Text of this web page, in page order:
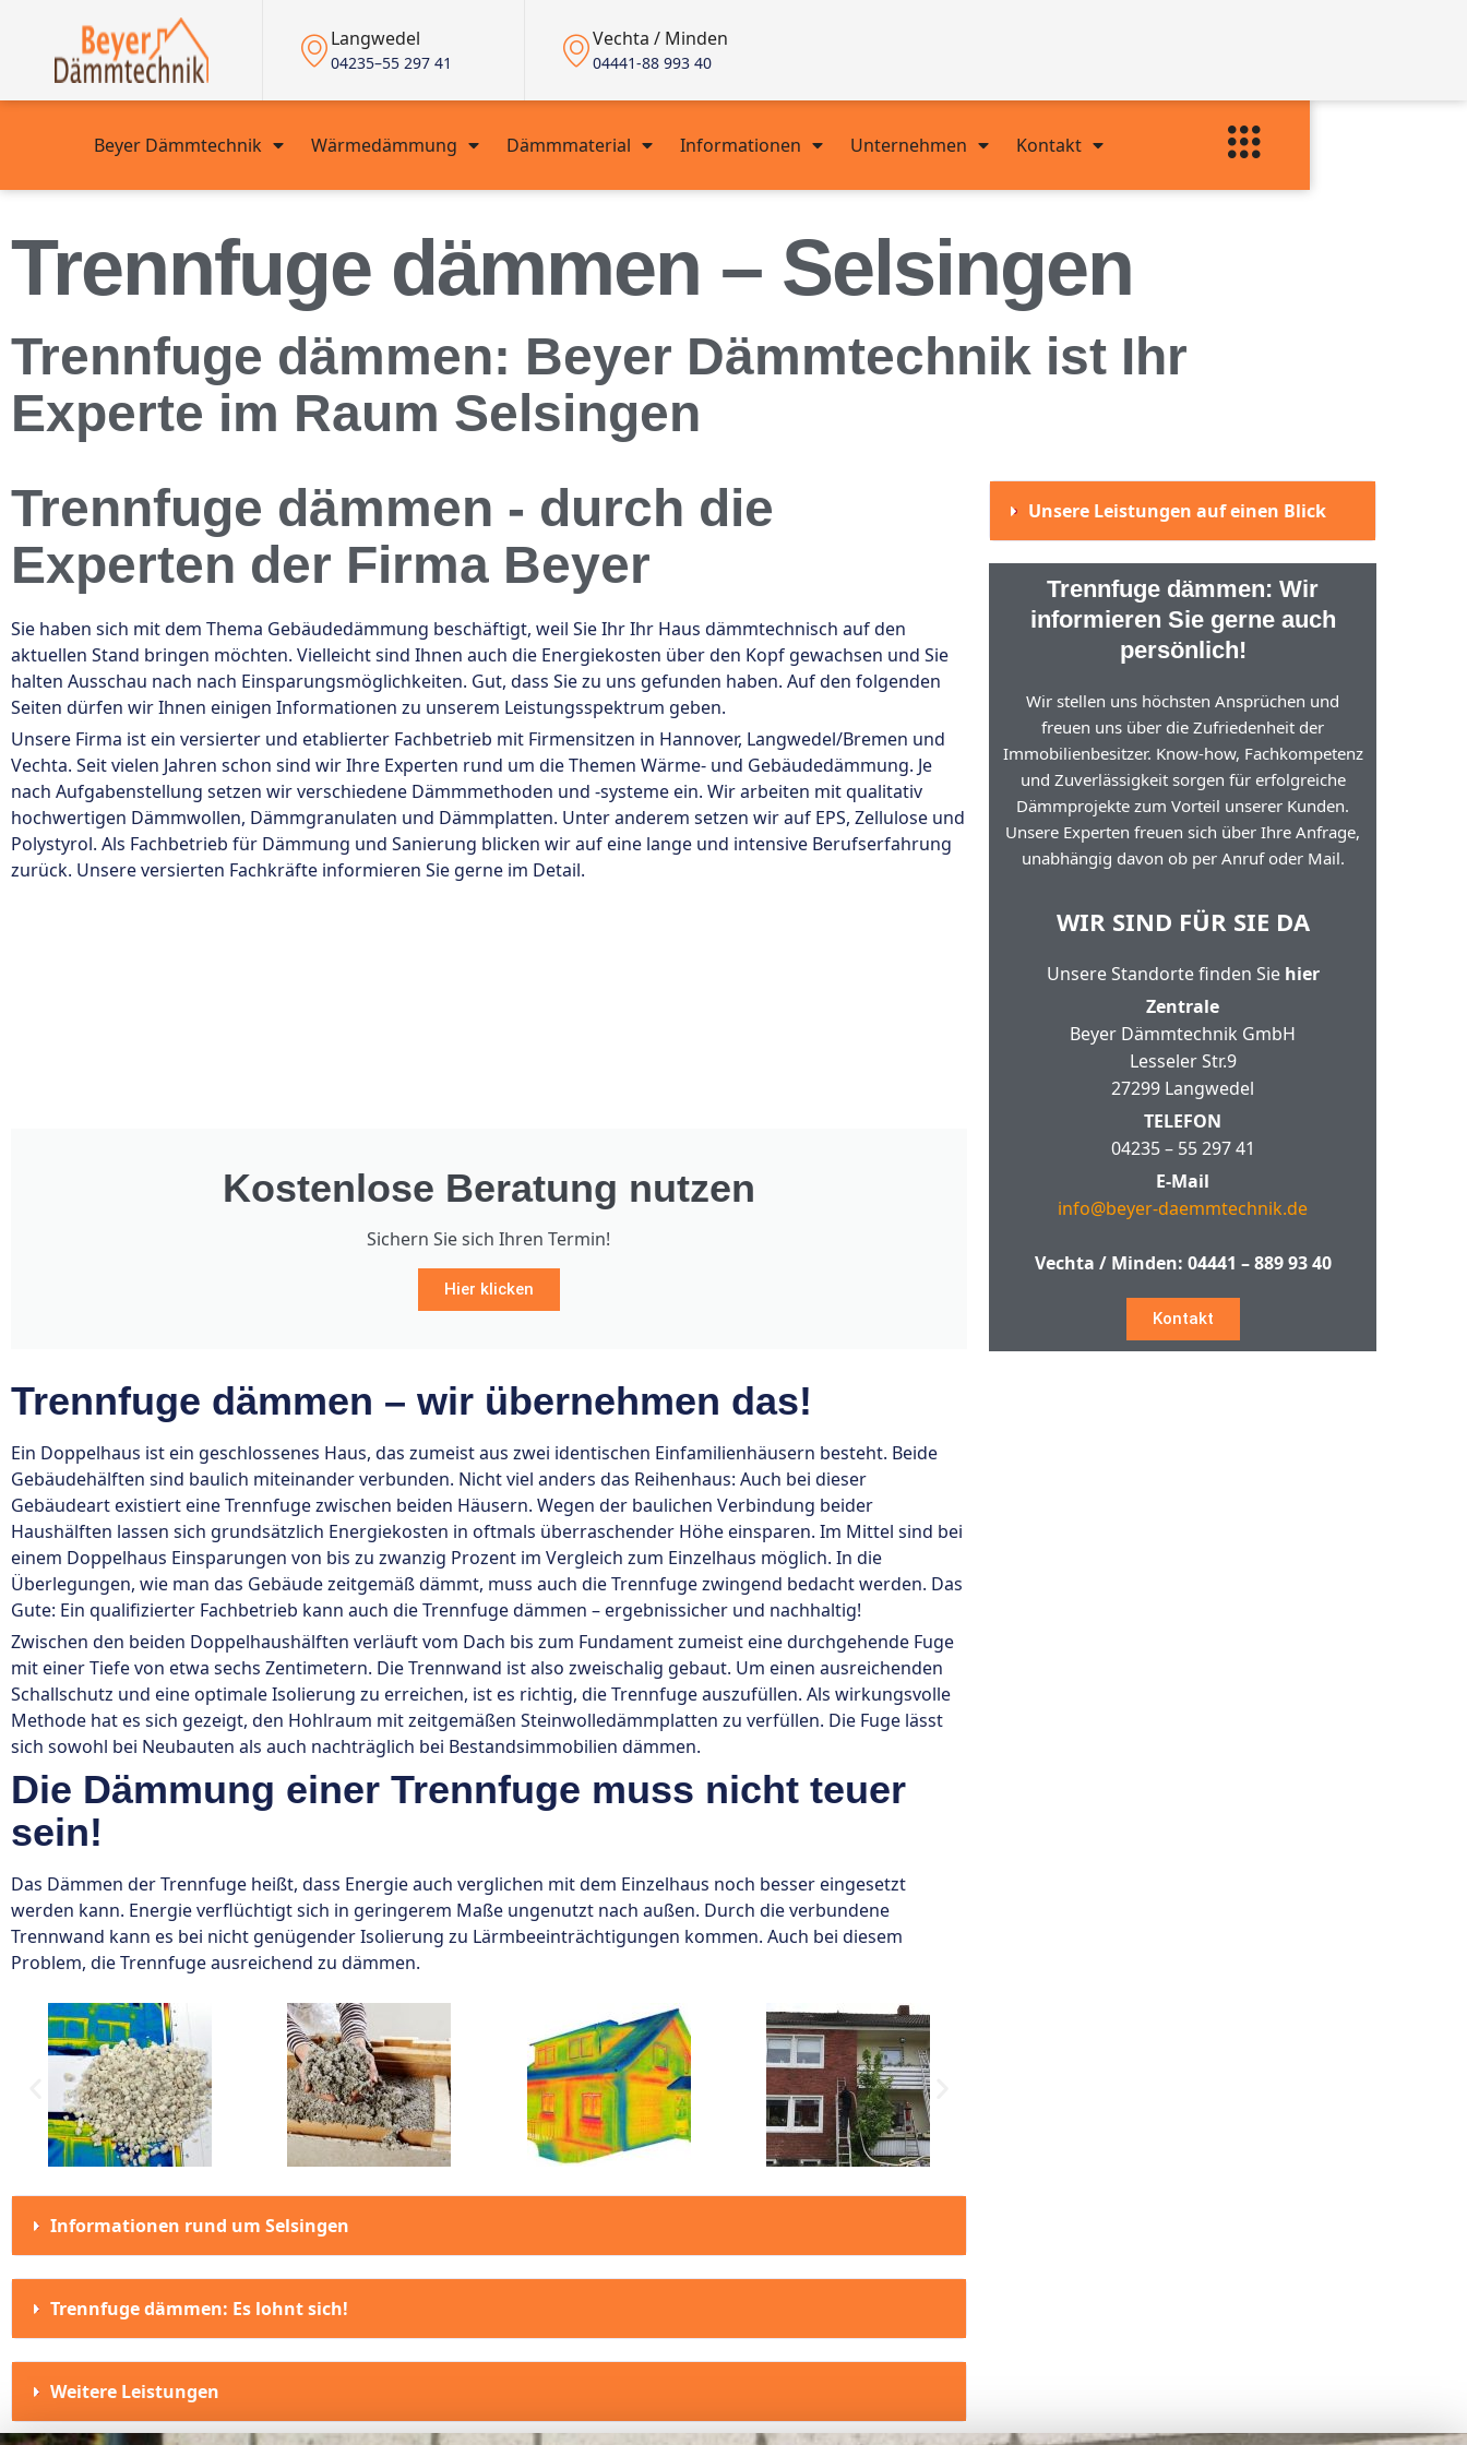
Langwedel
04235–55 297 41
Vechta / Minden
04441-88 993 40
Beyer Dämmtechnik Wärmedämmung Dämmmaterial Informationen Unternehmen Kontakt
Trennfuge dämmen – Selsingen
Trennfuge dämmen: Beyer Dämmtechnik ist Ihr
Experte im Raum Selsingen
Trennfuge dämmen - durch die
Experten der Firma Beyer
Sie haben sich mit dem Thema Gebäudedämmung beschäftigt, weil Sie Ihr Ihr Haus dämmtechnisch auf den
aktuellen Stand bringen möchten. Vielleicht sind Ihnen auch die Energiekosten über den Kopf gewachsen und Sie
halten Ausschau nach nach Einsparungsmöglichkeiten. Gut, dass Sie zu uns gefunden haben. Auf den folgenden
Seiten dürfen wir Ihnen einigen Informationen zu unserem Leistungsspektrum geben.
Unsere Firma ist ein versierter und etablierter Fachbetrieb mit Firmensitzen in Hannover, Langwedel/Bremen und
Vechta. Seit vielen Jahren schon sind wir Ihre Experten rund um die Themen Wärme- und Gebäudedämmung. Je
nach Aufgabenstellung setzen wir verschiedene Dämmmethoden und -systeme ein. Wir arbeiten mit qualitativ
hochwertigen Dämmwollen, Dämmgranulaten und Dämmplatten. Unter anderem setzen wir auf EPS, Zellulose und
Polystyrol. Als Fachbetrieb für Dämmung und Sanierung blicken wir auf eine lange und intensive Berufserfahrung
zurück. Unsere versierten Fachkräfte informieren Sie gerne im Detail.
Kostenlose Beratung nutzen
Sichern Sie sich Ihren Termin!
Hier klicken
Trennfuge dämmen – wir übernehmen das!
Ein Doppelhaus ist ein geschlossenes Haus, das zumeist aus zwei identischen Einfamilienhäusern besteht. Beide
Gebäudehälften sind baulich miteinander verbunden. Nicht viel anders das Reihenhaus: Auch bei dieser
Gebäudeart existiert eine Trennfuge zwischen beiden Häusern. Wegen der baulichen Verbindung beider
Haushälften lassen sich grundsätzlich Energiekosten in oftmals überraschender Höhe einsparen. Im Mittel sind bei
einem Doppelhaus Einsparungen von bis zu zwanzig Prozent im Vergleich zum Einzelhaus möglich. In die
Überlegungen, wie man das Gebäude zeitgemäß dämmt, muss auch die Trennfuge zwingend bedacht werden. Das
Gute: Ein qualifizierter Fachbetrieb kann auch die Trennfuge dämmen – ergebnissicher und nachhaltig!
Zwischen den beiden Doppelhaushälften verläuft vom Dach bis zum Fundament zumeist eine durchgehende Fuge
mit einer Tiefe von etwa sechs Zentimetern. Die Trennwand ist also zweischalig gebaut. Um einen ausreichenden
Schallschutz und eine optimale Isolierung zu erreichen, ist es richtig, die Trennfuge auszufüllen. Als wirkungsvolle
Methode hat es sich gezeigt, den Hohlraum mit zeitgemäßen Steinwolledämmplatten zu verfüllen. Die Fuge lässt
sich sowohl bei Neubauten als auch nachträglich bei Bestandsimmobilien dämmen.
Die Dämmung einer Trennfuge muss nicht teuer
sein!
Das Dämmen der Trennfuge heißt, dass Energie auch verglichen mit dem Einzelhaus noch besser eingesetzt
werden kann. Energie verflüchtigt sich in geringerem Maße ungenutzt nach außen. Durch die verbundene
Trennwand kann es bei nicht genügender Isolierung zu Lärmbeeinträchtigungen kommen. Auch bei diesem
Problem, die Trennfuge ausreichend zu dämmen.
Informationen rund um Selsingen
Trennfuge dämmen: Es lohnt sich!
Weitere Leistungen
Unsere Leistungen auf einen Blick
Trennfuge dämmen: Wir
informieren Sie gerne auch
persönlich!
Wir stellen uns höchsten Ansprüchen und
freuen uns über die Zufriedenheit der
Immobilienbesitzer. Know-how, Fachkompetenz
und Zuverlässigkeit sorgen für erfolgreiche
Dämmprojekte zum Vorteil unserer Kunden.
Unsere Experten freuen sich über Ihre Anfrage,
unabhängig davon ob per Anruf oder Mail.
WIR SIND FÜR SIE DA
Unsere Standorte finden Sie hier
Zentrale
Beyer Dämmtechnik GmbH
Lesseler Str.9
27299 Langwedel
TELEFON
04235 – 55 297 41
E-Mail
info@beyer-daemmtechnik.de
Vechta / Minden: 04441 – 889 93 40
Kontakt